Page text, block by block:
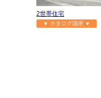
2世帯住宅
▼ カタログ請求 ▼